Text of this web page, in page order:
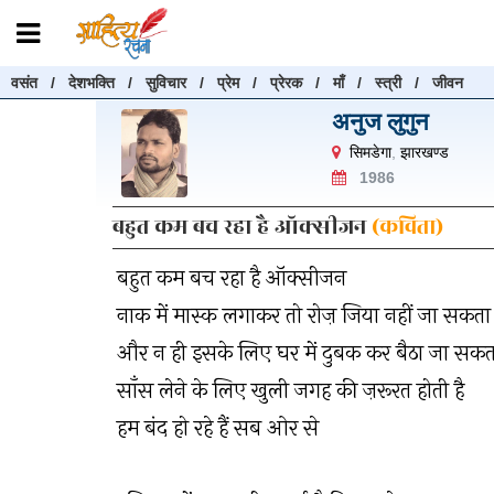
वसंत/देशभक्ति/सुविचार/प्रेम/प्रेरक/माँ/स्त्री/जीवन
अनुज लुगुन
सिमडेगा, झारखण्ड
1986
बहुत कम बच रहा है ऑक्सीजन(कविता)
बहुत कम बच रहा है ऑक्सीजन
नाक में मास्क लगाकर तो रोज़ जिया नहीं जा सकता
और न ही इसके लिए घर में दुबक कर बैठा जा
साँस लेने के लिए खुली जगह की ज़रूरत होती है
हम बंद हो रहे हैं सब ओर से
रचनाएँ खोजें
रचनाएँ खोजने के लिए नीचे दी गई बॉक्स में हिन्दी में लिखें और "खोजें" बटन